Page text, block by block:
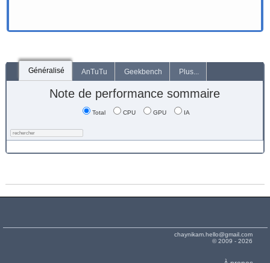
Généralisé AnTuTu Geekbench Plus...
Note de performance sommaire
Total CPU GPU IA
chaynikam.hello@gmail.com
© 2009 - 2026